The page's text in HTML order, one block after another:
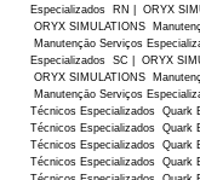
Especializados RN | ORYX
ORYX SIMULATIONS
Manutençāo Serviços
Especializados SC | ORYX
ORYX SIMULATIONS
Manutençāo Serviços
Técnicos Especializados Quark
Técnicos Especializados Quark
Técnicos Especializados Quark
Técnicos Especializados Quark